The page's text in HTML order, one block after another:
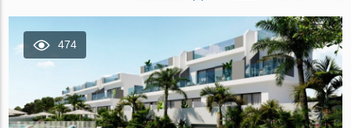
474